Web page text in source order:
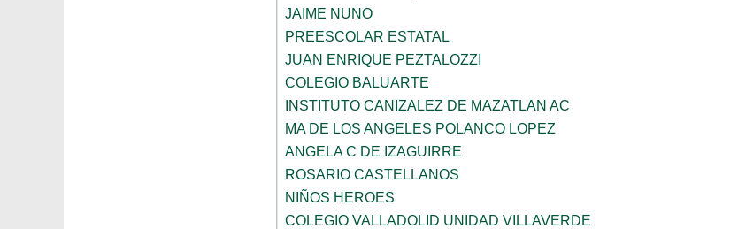
JAIME NUNO
PREESCOLAR ESTATAL
JUAN ENRIQUE PEZTALOZZI
COLEGIO BALUARTE
INSTITUTO CANIZALEZ DE MAZATLAN AC
MA DE LOS ANGELES POLANCO LOPEZ
ANGELA C DE IZAGUIRRE
ROSARIO CASTELLANOS
NIÑOS HEROES
COLEGIO VALLADOLID UNIDAD VILLAVERDE